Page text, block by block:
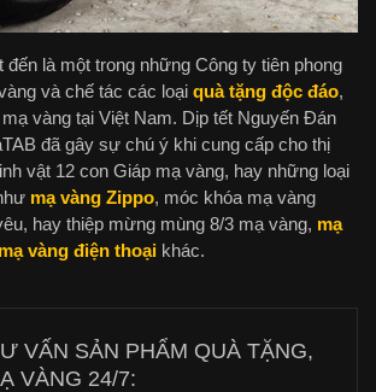
là một trong những Công ty tiên phong
và chế tác các loại quà tặng độc đáo,
mạ vàng tại Việt Nam. Dịp tết Nguyến Đán
đã gây sự chú ý khi cung cấp cho thị
vật 12 con Giáp mạ vàng, hay những loại
mạ vàng Zippo, móc khóa mạ vàng
hay thiệp mừng mùng 8/3 mạ vàng, mạ
mạ vàng điện thoại khác.
VẤN SẢN PHẨM QUÀ TẶNG,
VÀNG 24/7: